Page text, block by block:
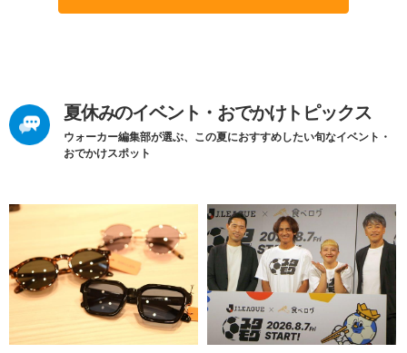
夏休みのイベント・おでかけトピックス
ウォーカー編集部が選ぶ、この夏におすすめしたい旬なイベント・
おでかけスポット